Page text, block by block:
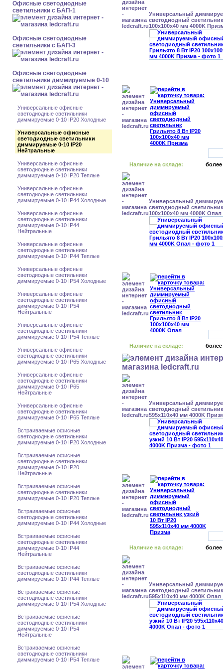
Офисные светодиодные
светильники с БАП-1
Офисные светодиодные
светильники с БАП-3
Офисные светодиодные
светильники диммируемые 0-10
Универсальные офисные
светодиодные светильники
диммируемые 0-10 IP20 Холодные
Универсальные офисные
светодиодные светильники
диммируемые 0-10 IP20
Нейтральные
Универсальные офисные
светодиодные светильники
диммируемые 0-10 IP20 Теплые
Универсальные офисные
светодиодные светильники
диммируемые 0-10 IP44 Холодные
Универсальные офисные
светодиодные светильники
диммируемые 0-10 IP44
Нейтральные
Универсальные офисные
светодиодные светильники
диммируемые 0-10 IP44 Теплые
Универсальные офисные
светодиодные светильники
диммируемые 0-10 IP54 Холодные
Универсальные офисные
светодиодные светильники
диммируемые 0-10 IP54
Нейтральные
Универсальные офисные
светодиодные светильники
диммируемые 0-10 IP54 Теплые
Универсальные офисные
светодиодные светильники
диммируемые 0-10 IP65 Холодные
Универсальные офисные
светодиодные светильники
диммируемые 0-10 IP65
Нейтральные
Универсальные офисные
светодиодные светильники
диммируемые 0-10 IP65 Теплые
Встраиваемые офисные
светодиодные светильники
диммируемые 0-10 IP20 Холодные
Встраиваемые офисные
светодиодные светильники
диммируемые 0-10 IP20
Нейтральные
Встраиваемые офисные
светодиодные светильники
диммируемые 0-10 IP20 Теплые
Встраиваемые офисные
светодиодные светильники
диммируемые 0-10 IP44 Холодные
Встраиваемые офисные
светодиодные светильники
диммируемые 0-10 IP44
Нейтральные
Встраиваемые офисные
светодиодные светильники
диммируемые 0-10 IP44 Теплые
Встраиваемые офисные
светодиодные светильники
диммируемые 0-10 IP54 Холодные
Встраиваемые офисные
светодиодные светильники
диммируемые 0-10 IP54
Нейтральные
Встраиваемые офисные
светодиодные светильники
диммируемые 0-10 IP54 Теплые
Универсальный
светодиодный
100x100x40 мм 4000K
Наличие на складе: более
Универсальный
светодиодный
100x100x40 мм 4000K Опал
Наличие на складе: более
Универсальный
светодиодный светильник
595x110x40 мм 4000K
Наличие на складе: более
Универсальный
светодиодный светильник
595x110x40 мм 4000K Опал